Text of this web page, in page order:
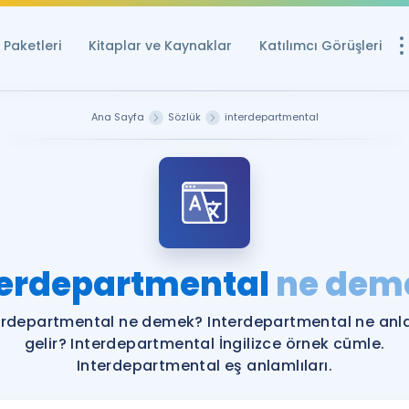
Paketleri Kitaplar ve Kaynaklar Katılımcı Görüşleri
Ücretsiz
YDS ve YÖKDİL
YDS ve YÖKDİL
YDS ve YÖKDİL'e
ÖSYM Sınav
Ana Sayfa Sözlük interdepartmental
ne
ne demek? Interdepartmental ne
gelir? Interdepartmental İngilizce örnek cümle.
Interdepartmental eş anlamlıları.